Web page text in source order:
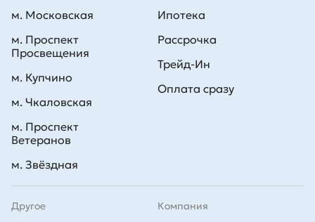
Ипотека
Рассрочка
Трейд-Ин
Оплата сразу
Другое Компания
м. Московская
м. Проспект
Просвещения
м. Купчино
м. Чкаловская
м. Проспект
Ветеранов
м. Звёздная